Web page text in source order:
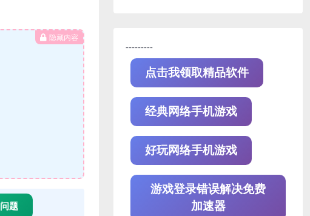
隐藏内容
题
---------
点击我领取精品软件
经典网络手机游戏
好玩网络手机游戏
游戏登录错误解决免费
加速器